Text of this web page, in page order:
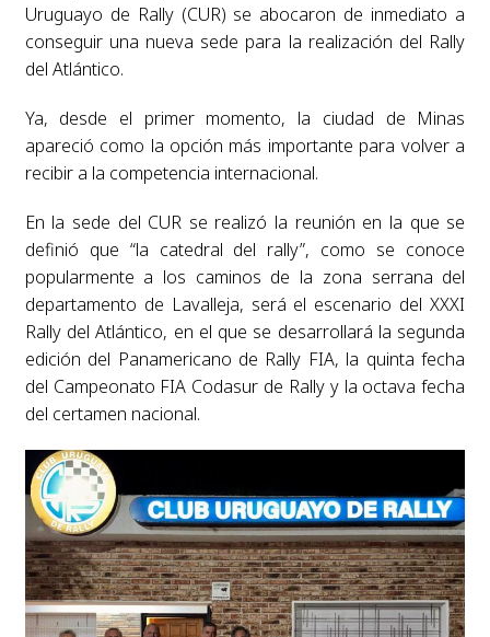
Uruguayo de Rally (CUR) se abocaron de inmediato a
conseguir una nueva sede para la realización del Rally
del Atlántico.
Ya, desde el primer momento, la ciudad de Minas
apareció como la opción más importante para volver a
recibir a la competencia internacional.
En la sede del CUR se realizó la reunión en la que se
definió que “la catedral del rally”, como se conoce
popularmente a los caminos de la zona serrana del
departamento de Lavalleja, será el escenario del XXXI
Rally del Atlántico, en el que se desarrollará la segunda
edición del Panamericano de Rally FIA, la quinta fecha
del Campeonato FIA Codasur de Rally y la octava fecha
del certamen nacional.